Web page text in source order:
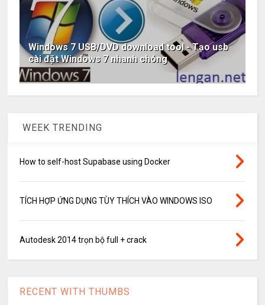
Windows 7 USB/DVD download tool - Tạo usb
cài đặt Windows 7 nhanh chóng
WEEK TRENDING
How to self-host Supabase using Docker
TÍCH HỢP ỨNG DỤNG TÙY THÍCH VÀO WINDOWS ISO
Autodesk 2014 trọn bộ full + crack
RECENT WITH THUMBS